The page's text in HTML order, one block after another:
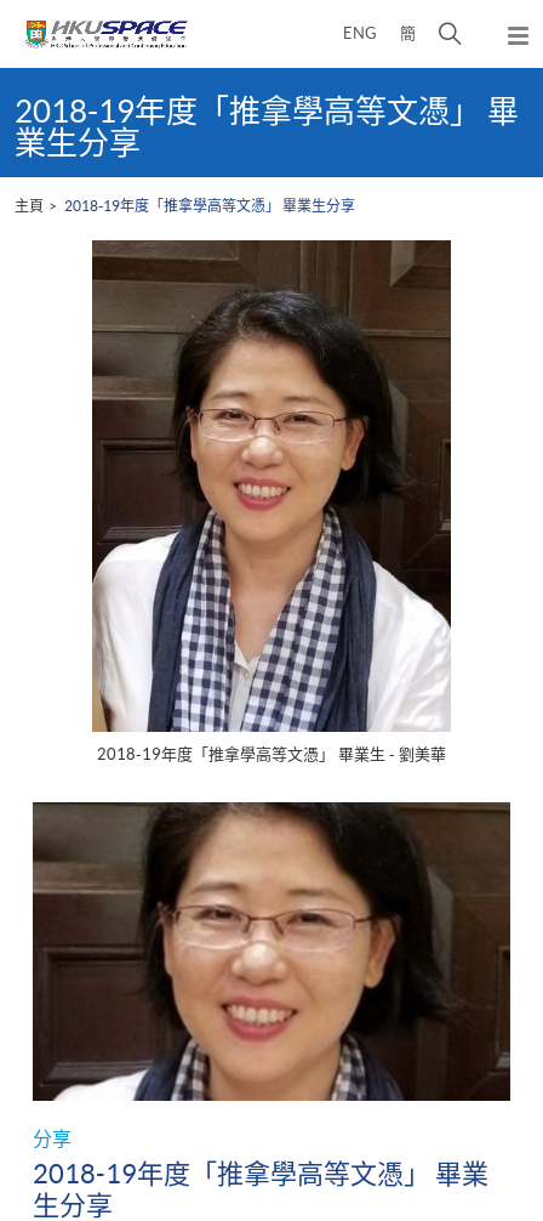
ENG 簡
開
尋
面
彈
出
主
選
content
start2018-19年度「推拿學高等文憑」 畢
業生分享
主頁 2018-19年度「推拿學高等文憑」 畢業生分享
分享
2018-19年度「推拿學高等文憑」 畢業
生分享
2018-19年度「推拿學高等文憑」 畢業生 - 劉美華